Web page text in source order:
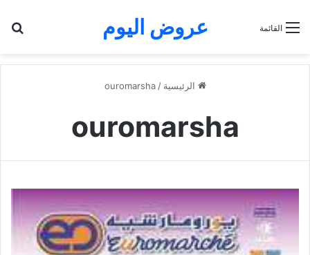
عروض اليوم القائمة
الرئيسية /
ouromarsha
ouromarsha